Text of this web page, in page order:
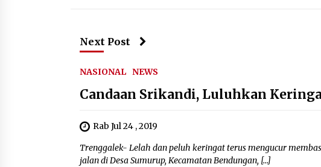
Next Post
NASIONAL NEWS
Candaan Srikandi, Luluhkan
Rab Jul 24 , 2019
Trenggalek- Lelah dan peluh keringat terus mengucur
jalan di Desa Sumurup, Kecamatan Bendungan, […]